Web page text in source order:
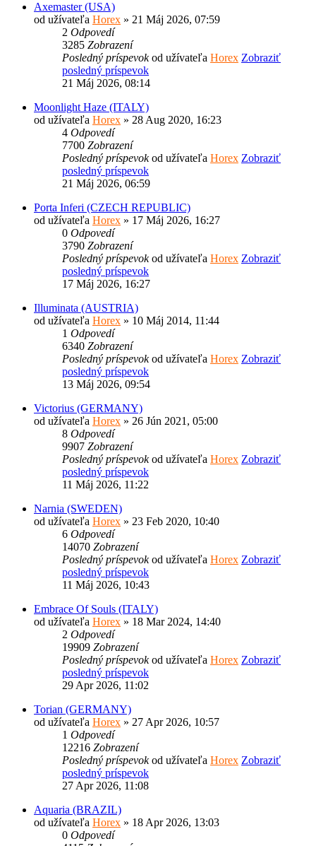
Axemaster (USA)
od užívateľa Horex » 21 Máj 2026, 07:59
2 Odpovedí
3285 Zobrazení
Posledný príspevokod užívateľa Horex Zobraziť
posledný príspevok
21 Máj 2026, 08:14
Moonlight Haze (ITALY)
od užívateľa Horex » 28 Aug 2020, 16:23
4 Odpovedí
7700 Zobrazení
Posledný príspevokod užívateľa Horex Zobraziť
posledný príspevok
21 Máj 2026, 06:59
Porta Inferi (CZECH REPUBLIC)
od užívateľa Horex » 17 Máj 2026, 16:27
0 Odpovedí
3790 Zobrazení
Posledný príspevokod užívateľa Horex Zobraziť
posledný príspevok
17 Máj 2026, 16:27
Illuminata (AUSTRIA)
od užívateľa Horex » 10 Máj 2014, 11:44
1 Odpovedí
6340 Zobrazení
Posledný príspevokod užívateľa Horex Zobraziť
posledný príspevok
13 Máj 2026, 09:54
Victorius (GERMANY)
od užívateľa Horex » 26 Jún 2021, 05:00
8 Odpovedí
9907 Zobrazení
Posledný príspevokod užívateľa Horex Zobraziť
posledný príspevok
11 Máj 2026, 11:22
Narnia (SWEDEN)
od užívateľa Horex » 23 Feb 2020, 10:40
6 Odpovedí
14070 Zobrazení
Posledný príspevokod užívateľa Horex Zobraziť
posledný príspevok
11 Máj 2026, 10:43
Embrace Of Souls (ITALY)
od užívateľa Horex » 18 Mar 2024, 14:40
2 Odpovedí
19909 Zobrazení
Posledný príspevokod užívateľa Horex Zobraziť
posledný príspevok
29 Apr 2026, 11:02
Torian (GERMANY)
od užívateľa Horex » 27 Apr 2026, 10:57
1 Odpovedí
12216 Zobrazení
Posledný príspevokod užívateľa Horex Zobraziť
posledný príspevok
27 Apr 2026, 11:08
Aquaria (BRAZIL)
od užívateľa Horex » 18 Apr 2026, 13:03
0 Odpovedí